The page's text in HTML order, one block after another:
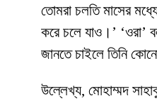
তোমরা চলতি মাসের
করে চলে যাও।’ ‘ওরা’
জানতে চাইলে তিনি
উল্লেখ্য, মোহাম্মদ